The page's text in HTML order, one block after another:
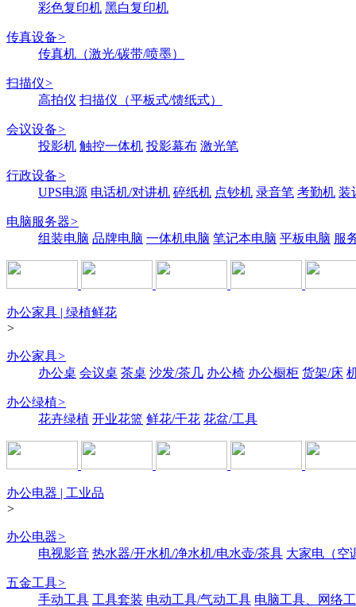
彩色复印机 黑白复印机
传真设备>
传真机（激光/碳带/喷墨）
扫描仪>
高拍仪 扫描仪（平板式/馈纸式）
会议设备>
投影机 触控一体机 投影幕布 激光笔
行政设备>
UPS电源 电话机/对讲机 碎纸机 点钞机 录音笔 考勤机 装
电脑服务器>
组装电脑 品牌电脑 一体机电脑 笔记本电脑 平板电脑 服
办公家具 | 绿植鲜花
>
办公家具>
办公桌 会议桌 茶桌 沙发/茶几 办公椅 办公橱柜 货架/床
办公绿植>
花卉绿植 开业花篮 鲜花/干花 花盆/工具
办公电器 | 工业品
>
办公电器>
电视影音 热水器/开水机/净水机/电水壶/茶具 大家电（空
五金工具>
手动工具 工具套装 电动工具/气动工具 电脑工具、网络